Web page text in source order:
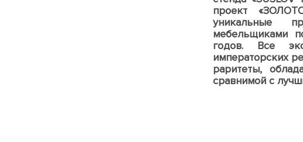
проект
уникальные
мебельщиками
годов. Все
императорских
раритеты,
сравнимой с